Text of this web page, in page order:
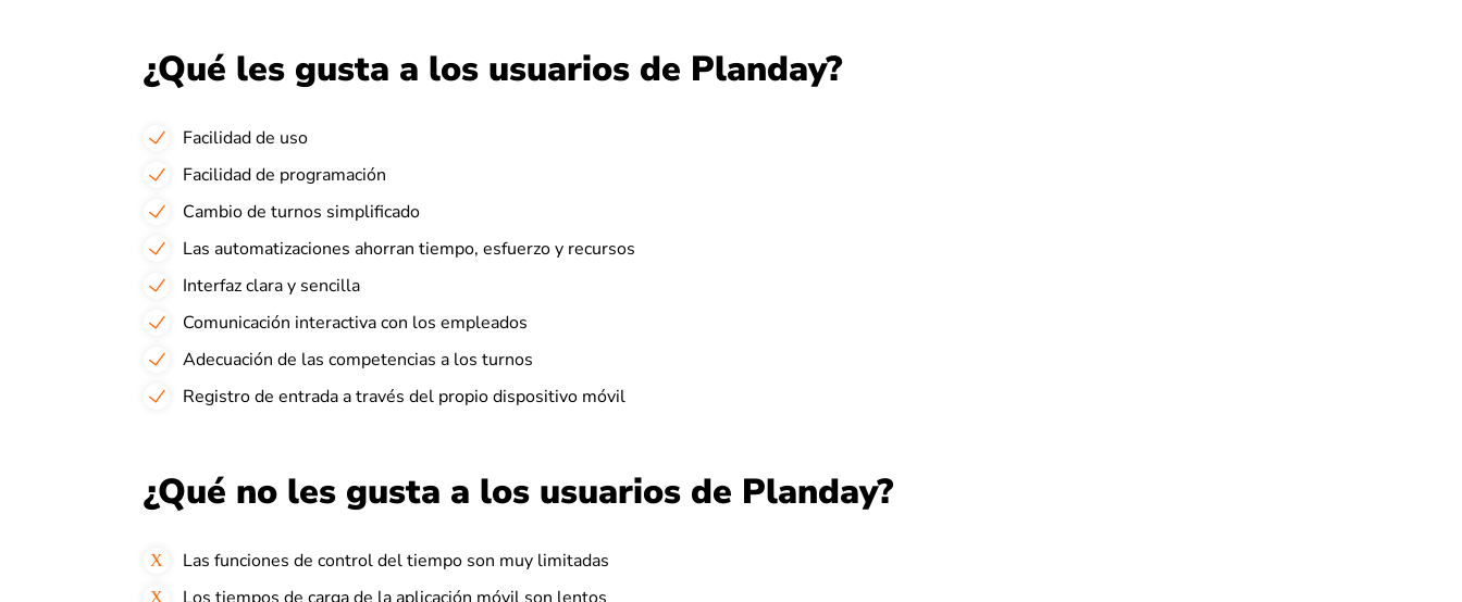
¿Qué les gusta a los usuarios de Planday?
Facilidad de uso
Facilidad de programación
Cambio de turnos simplificado
Las automatizaciones ahorran tiempo, esfuerzo y recursos
Interfaz clara y sencilla
Comunicación interactiva con los empleados
Adecuación de las competencias a los turnos
Registro de entrada a través del propio dispositivo móvil
¿Qué no les gusta a los usuarios de Planday?
Las funciones de control del tiempo son muy limitadas